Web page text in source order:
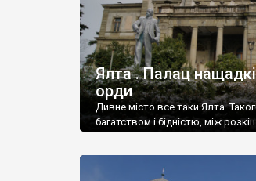
Ялта . Палац
орди
Дивне місто все таки Ялта.
багатством і бідністю, між